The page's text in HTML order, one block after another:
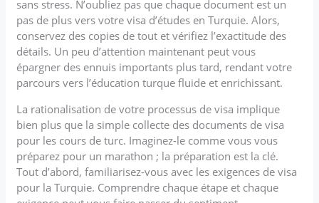
sans stress. N’oubliez pas que chaque document est un
pas de plus vers votre visa d’études en Turquie. Alors,
conservez des copies de tout et vérifiez l’exactitude des
détails. Un peu d’attention maintenant peut vous
épargner des ennuis importants plus tard, rendant votre
parcours vers l’éducation turque fluide et enrichissant.
La rationalisation de votre processus de visa implique
bien plus que la simple collecte des documents de visa
pour les cours de turc. Imaginez-le comme vous vous
préparez pour un marathon ; la préparation est la clé.
Tout d’abord, familiarisez-vous avec les exigences de visa
pour la Turquie. Comprendre chaque étape et chaque